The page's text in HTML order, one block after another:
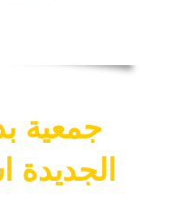
جمعية
الجديدة